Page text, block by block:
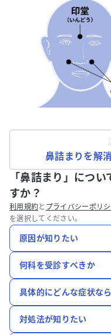
鼻詰まりを解
「鼻詰まり」につ
すか？
利用規約と プライバシーポリ
を選択してください。
原因が知りたい
何科を受診すべきか
具体的にどんな症状な
対処法が知りたい